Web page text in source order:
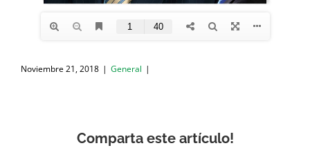
Noviembre 21, 2018 | General |
Comparta este artículo!